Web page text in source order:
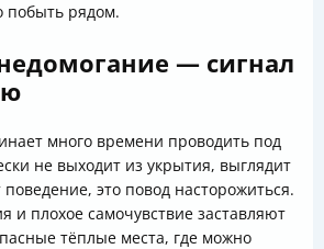
побыть рядом.
— сигнал
много времени проводить под
не выходит из укрытия, выглядит
это повод насторожиться.
и плохое самочувствие заставляют
тёплые места, где можно